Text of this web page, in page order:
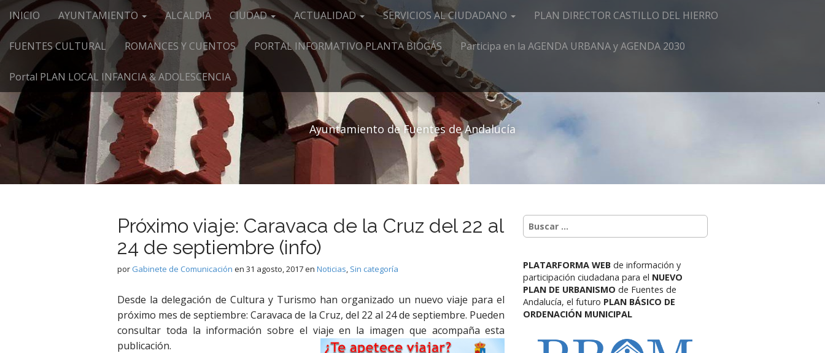
Menú principal
Saltar al contenido
INICIO AYUNTAMIENTO ALCALDIA CIUDAD ACTUALIDAD SERVICIOS AL CIUDADANO PLAN DIRECTOR CASTILLO DEL HIERRO
FUENTES CULTURAL ROMANCES Y CUENTOS PORTAL INFORMATIVO PLANTA BIOGÁS Participa en la AGENDA URBANA y AGENDA 2030
Portal PLAN LOCAL INFANCIA & ADOLESCENCIA
Ayuntamiento de Fuentes de Andalucía
Próximo viaje: Caravaca de la Cruz del 22 al
24 de septiembre (info)
por Gabinete de Comunicación en 31 agosto, 2017en Noticias, Sin categoría
Desde la delegación de Cultura y Turismo han organizado un nuevo viaje para el
próximo mes de septiembre: Caravaca de la Cruz, del 22 al 24 de septiembre. Pueden
consultar toda la información sobre el viaje en la imagen que acompaña esta
publicación.
PLATARFORMA WEBde información y
participación ciudadana para el NUEVO
PLAN DE URBANISMOde Fuentes de
Andalucía, el futuro PLAN BÁSICO DE
ORDENACIÓN MUNICIPAL